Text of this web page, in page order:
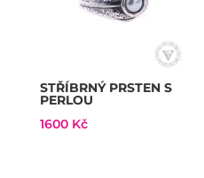
STŘÍBRNÝ PRSTEN S
PERLOU
1600 Kč